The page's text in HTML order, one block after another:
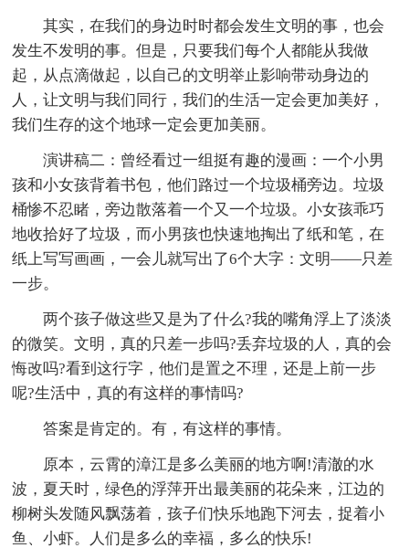
其实，在我们的身边时时都会发生文明的事，也会
发生不发明的事。但是，只要我们每个人都能从我做
起，从点滴做起，以自己的文明举止影响带动身边的
人，让文明与我们同行，我们的生活一定会更加美好，
我们生存的这个地球一定会更加美丽。
演讲稿二：曾经看过一组挺有趣的漫画：一个小男
孩和小女孩背着书包，他们路过一个垃圾桶旁边。垃圾
桶惨不忍睹，旁边散落着一个又一个垃圾。小女孩乖巧
地收拾好了垃圾，而小男孩也快速地掏出了纸和笔，在
纸上写写画画，一会儿就写出了6个大字：文明——只差
一步。
两个孩子做这些又是为了什么?我的嘴角浮上了淡淡
的微笑。文明，真的只差一步吗?丢弃垃圾的人，真的会
悔改吗?看到这行字，他们是置之不理，还是上前一步
呢?生活中，真的有这样的事情吗?
答案是肯定的。有，有这样的事情。
原本，云霄的漳江是多么美丽的地方啊!清澈的水
波，夏天时，绿色的浮萍开出最美丽的花朵来，江边的
柳树头发随风飘荡着，孩子们快乐地跑下河去，捉着小
鱼、小虾。人们是多么的幸福，多么的快乐!